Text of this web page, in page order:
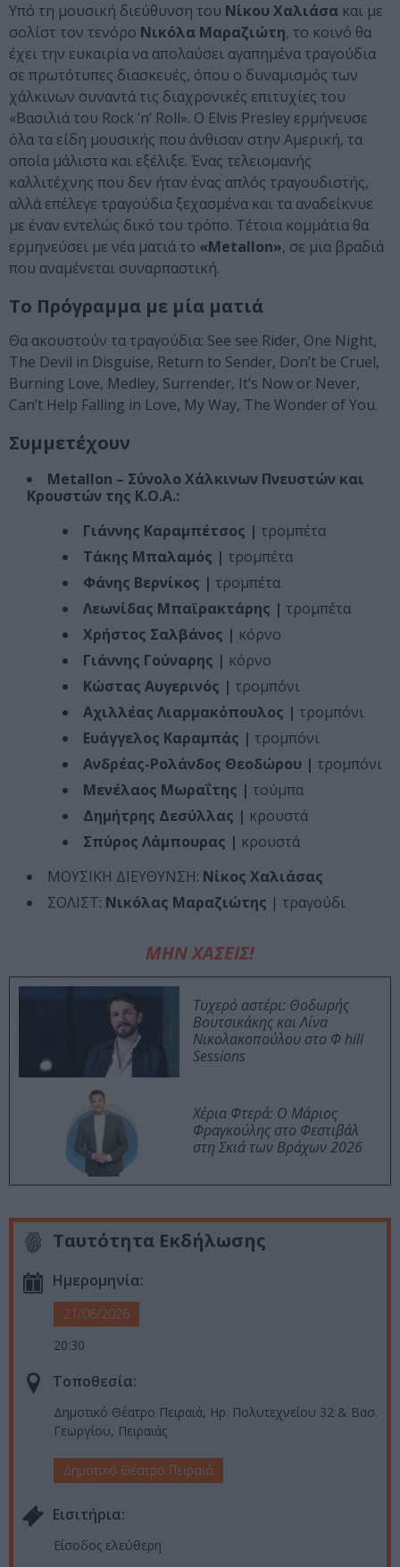
Υπό τη μουσική διεύθυνση του Νίκου Χαλιάσα και με
σολίστ τον τενόρο Νικόλα Μαραζιώτη, το κοινό θα
έχει την ευκαιρία να απολαύσει αγαπημένα τραγούδια
σε πρωτότυπες διασκευές, όπου ο δυναμισμός των
χάλκινων συναντά τις διαχρονικές επιτυχίες του
«Βασιλιά του Rock ’n’ Roll». Ο Elvis Presley ερμήνευσε
όλα τα είδη μουσικής που άνθισαν στην Αμερική, τα
οποία μάλιστα και εξέλιξε. Ένας τελειομανής
καλλιτέχνης που δεν ήταν ένας απλός τραγουδιστής,
αλλά επέλεγε τραγούδια ξεχασμένα και τα αναδείκνυε
με έναν εντελώς δικό του τρόπο. Τέτοια κομμάτια θα
ερμηνεύσει με νέα ματιά το «Metallon», σε μια βραδιά
που αναμένεται συναρπαστική.
Το Πρόγραμμα με μία ματιά
Θα ακουστούν τα τραγούδια: See see Rider, One Night,
The Devil in Disguise, Return to Sender, Don’t be Cruel,
Burning Love, Medley, Surrender, It’s Now or Never,
Can’t Help Falling in Love, My Way, The Wonder of You.
Συμμετέχουν
Metallon – Σύνολο Χάλκινων Πνευστών και
Κρουστών της Κ.Ο.Α.:
Γιάννης Καραμπέτσος | τρομπέτα
Τάκης Μπαλαμός | τρομπέτα
Φάνης Βερνίκος | τρομπέτα
Λεωνίδας Μπαϊρακτάρης | τρομπέτα
Χρήστος Σαλβάνος | κόρνο
Γιάννης Γούναρης | κόρνο
Κώστας Αυγερινός | τρομπόνι
Αχιλλέας Λιαρμακόπουλος | τρομπόνι
Ευάγγελος Καραμπάς | τρομπόνι
Ανδρέας-Ρολάνδος Θεοδώρου | τρομπόνι
Μενέλαος Μωραΐτης | τούμπα
Δημήτρης Δεσύλλας | κρουστά
Σπύρος Λάμπουρας | κρουστά
ΜΟΥΣΙΚΗ ΔΙΕΥΘΥΝΣΗ: Νίκος Χαλιάσας
ΣΟΛΙΣΤ: Νικόλας Μαραζιώτης | τραγούδι
ΜΗΝ ΧΑΣΕΙΣ!
Τυχερό αστέρι: Θοδωρής
Βουτσικάκης και Λίνα
Νικολακοπούλου στο Φ hill
Sessions
Χέρια Φτερά: Ο Μάριος
Φραγκούλης στο Φεστιβάλ
στη Σκιά των Βράχων 2026
Ταυτότητα Εκδήλωσης
Ημερομηνία:
21/06/2026
20:30
Τοποθεσία:
Δημοτικό Θέατρο Πειραιά, Ηρ. Πολυτεχνείου 32 & Βασ.
Γεωργίου, Πειραιάς
Δημοτικό Θέατρο Πειραιά
Eισιτήρια:
Είσοδος ελεύθερη